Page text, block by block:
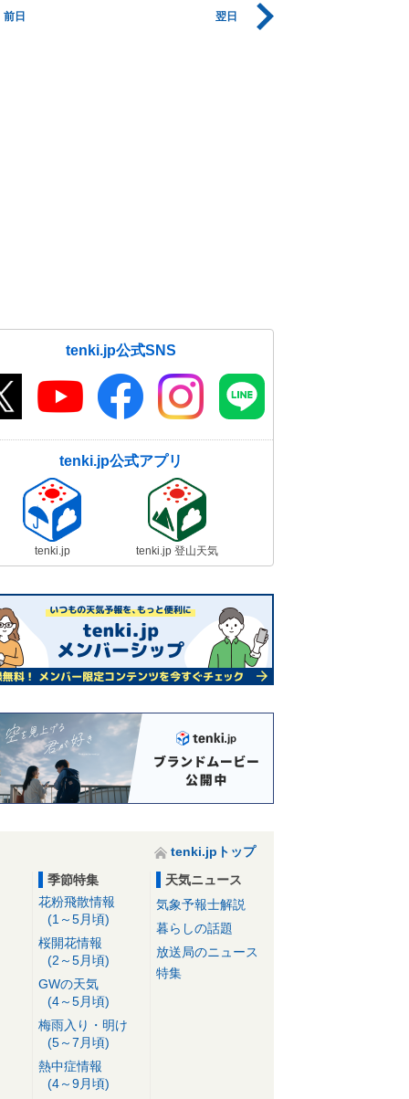
前日 翌日
tenki.jp公式SNS
tenki.jp公式アプリ
tenki.jp tenki.jp 登山天気
tenki.jpトップ
季節特集
花粉飛散情報
(1～5月頃)
桜開花情報
(2～5月頃)
GWの天気
(4～5月頃)
梅雨入り・明け
(5～7月頃)
熱中症情報
(4～9月頃)
天気ニュース
気象予報士解説
暮らしの話題
放送局のニュース
特集